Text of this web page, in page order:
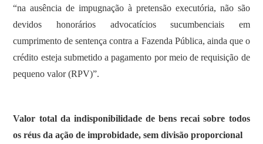
“na ausência de impugnação à pretensão executória, não são
devidos honorários advocatícios sucumbenciais em
cumprimento de sentença contra a Fazenda Pública, ainda que o
crédito esteja submetido a pagamento por meio de requisição de
pequeno valor (RPV)”.
Valor total da indisponibilidade de bens recai sobre todos
os réus da ação de improbidade, sem divisão proporcional